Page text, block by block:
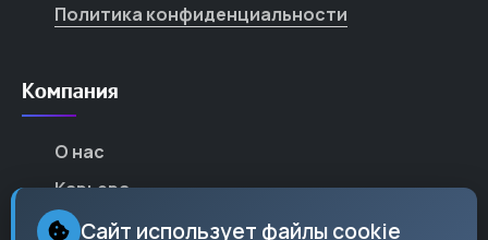
Политика конфиденциальности
Компания
О нас
Карьера
Партнеры
Сайт использует файлы cookie